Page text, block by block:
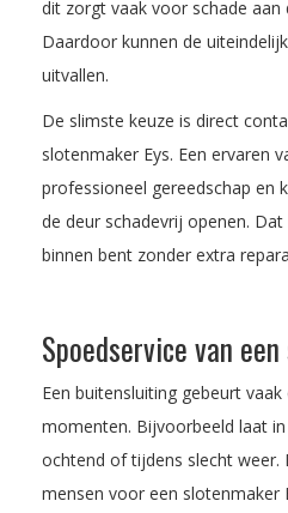
dit zorgt vaak voor schade
Daardoor kunnen de
uitvallen.
De slimste keuze is direct
slotenmaker Eys. Een ervaren
professioneel gereedschap en
de deur schadevrij openen.
binnen bent zonder extra
Spoedservice van
Een buitensluiting gebeurt
momenten. Bijvoorbeeld laat
ochtend of tijdens slecht weer.
mensen voor een slotenmaker